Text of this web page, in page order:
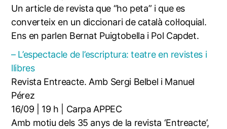
Un article de revista que “ho peta” i que es
converteix en un diccionari de català col·loquial.
Ens en parlen Bernat Puigtobella i Pol Capdet.
– L’espectacle de l’escriptura: teatre en revistes i
llibres
Revista Entreacte. Amb Sergi Belbel i Manuel
Pérez
16/09 | 19 h | Carpa APPEC
Amb motiu dels 35 anys de la revista ‘Entreacte’,